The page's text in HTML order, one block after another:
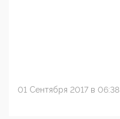
01 Сентября 2017 в 06:38